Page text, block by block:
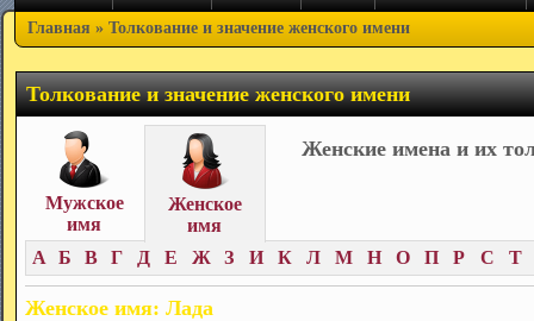
Главная » Толкование и значение женского имени
Толкование и значение женского имени
Мужское
имя
Женское
имя
Женские имена и их
А Б В Г Д Е Ж З И К Л М Н О П Р С Т
Женское имя: Лада